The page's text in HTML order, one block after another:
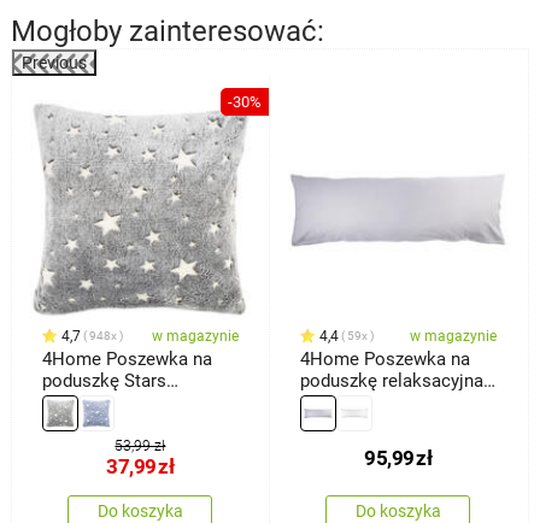
Mogłoby zainteresować:
Previous
-30%
4,7 948x w magazynie
4Home Poszewka na
poduszkę Stars
świecąca szary, 40 x 40
cm
53,99 zł
37,99zł
Do koszyka
4,4 59x w magazynie
4Home Poszewka na
poduszkę relaksacyjna
Mąż zastępczy,
jasnoszara, 55 x 180 cm
95,99zł
Do koszyka